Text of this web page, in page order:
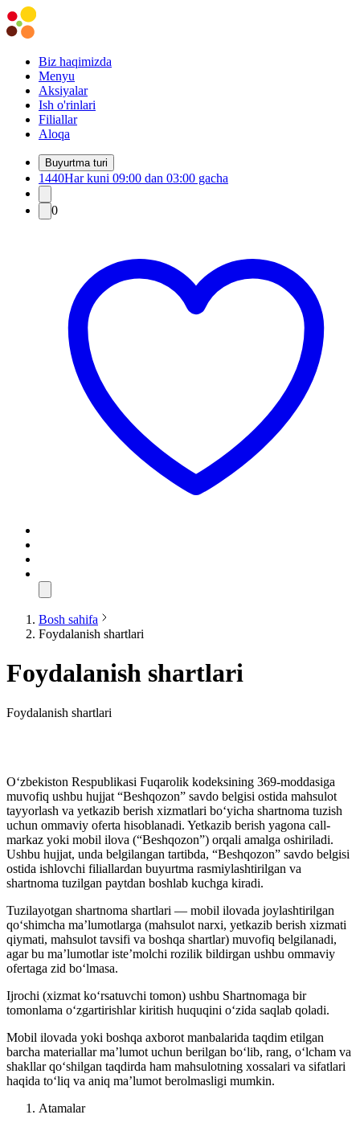
Biz haqimizda
Menyu
Aksiyalar
Ish o'rinlari
Filiallar
Aloqa
Buyurtma turi
1440Har kuni 09:00 dan 03:00 gacha
0
Bosh sahifa
Foydalanish shartlari
Foydalanish shartlari
Foydalanish shartlari
O‘zbekiston Respublikasi Fuqarolik kodeksining 369-moddasiga
muvofiq ushbu hujjat “Beshqozon” savdo belgisi ostida mahsulot
tayyorlash va yetkazib berish xizmatlari bo‘yicha shartnoma tuzish
uchun ommaviy oferta hisoblanadi. Yetkazib berish yagona call-
markaz yoki mobil ilova (“Beshqozon”) orqali amalga oshiriladi.
Ushbu hujjat, unda belgilangan tartibda, “Beshqozon” savdo belgisi
ostida ishlovchi filiallardan buyurtma rasmiylashtirilgan va
shartnoma tuzilgan paytdan boshlab kuchga kiradi.
Tuzilayotgan shartnoma shartlari — mobil ilovada joylashtirilgan
qo‘shimcha ma’lumotlarga (mahsulot narxi, yetkazib berish xizmati
qiymati, mahsulot tavsifi va boshqa shartlar) muvofiq belgilanadi,
agar bu ma’lumotlar iste’molchi rozilik bildirgan ushbu ommaviy
ofertaga zid bo‘lmasa.
Ijrochi (xizmat ko‘rsatuvchi tomon) ushbu Shartnomaga bir
tomonlama o‘zgartirishlar kiritish huquqini o‘zida saqlab qoladi.
Mobil ilovada yoki boshqa axborot manbalarida taqdim etilgan
barcha materiallar ma’lumot uchun berilgan bo‘lib, rang, o‘lcham va
shakllar qo‘shilgan taqdirda ham mahsulotning xossalari va sifatlari
haqida to‘liq va aniq ma’lumot berolmasligi mumkin.
Atamalar